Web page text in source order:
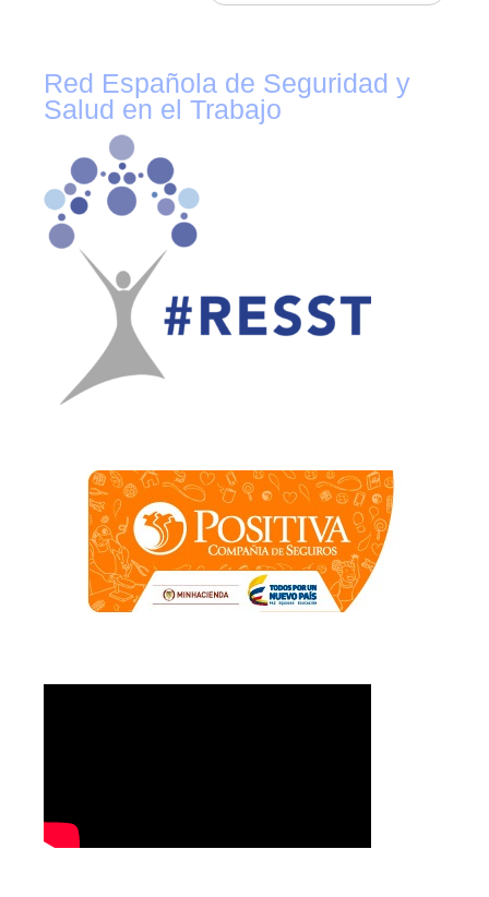
Red Española de Seguridad y
Salud en el Trabajo